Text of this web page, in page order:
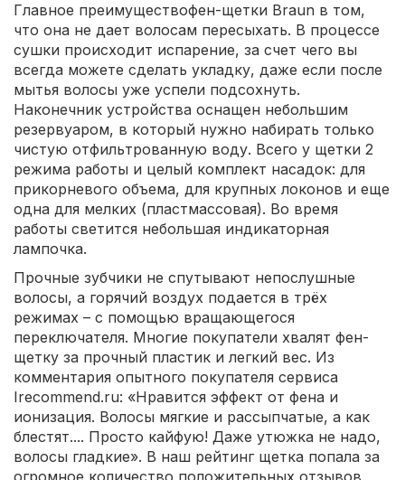
Главное преимуществофен-щетки Braun в том,
что она не дает волосам пересыхать. В процессе
сушки происходит испарение, за счет чего вы
всегда можете сделать укладку, даже если после
мытья волосы уже успели подсохнуть.
Наконечник устройства оснащен небольшим
резервуаром, в который нужно набирать только
чистую отфильтрованную воду. Всего у щетки 2
режима работы и целый комплект насадок: для
прикорневого объема, для крупных локонов и еще
одна для мелких (пластмассовая). Во время
работы светится небольшая индикаторная
лампочка.
Прочные зубчики не спутывают непослушные
волосы, а горячий воздух подается в трёх
режимах – с помощью вращающегося
переключателя. Многие покупатели хвалят фен-
щетку за прочный пластик и легкий вес. Из
комментария опытного покупателя сервиса
Irecommend.ru: «Нравится эффект от фена и
ионизация. Волосы мягкие и рассыпчатые, а как
блестят.... Просто кайфую! Даже утюжка не надо,
волосы гладкие». В наш рейтинг щетка попала за